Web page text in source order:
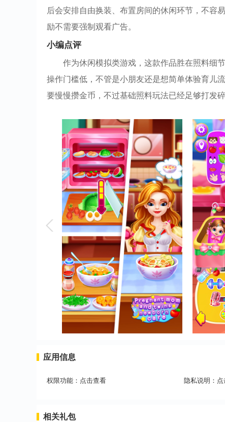
后会安排自由换装、布置房间的休闲环节，不容
励不需要强制观看广告。
小编点评
作为休闲模拟类游戏，这款作品胜在照料细
操作门槛低，不管是小朋友还是想简单体验育儿
要慢慢攒金币，不过基础照料玩法已经足够打发
应用信息
权限功能： 点击查看 隐私说明：
相关礼包